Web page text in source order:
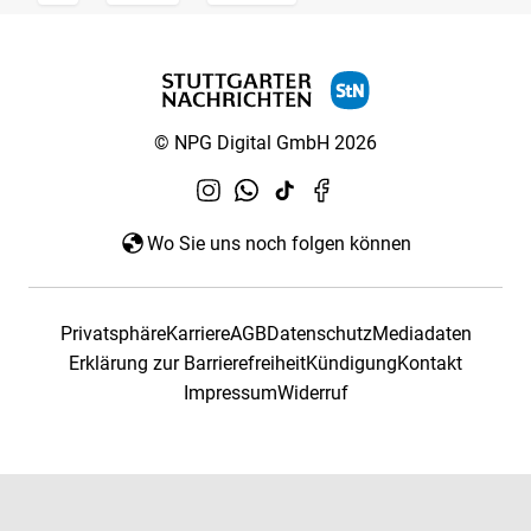
© NPG Digital GmbH 2026
Wo Sie uns noch folgen können
PrivatsphäreKarriereAGBDatenschutzMediadaten
Erklärung zur BarrierefreiheitKündigungKontakt
ImpressumWiderruf